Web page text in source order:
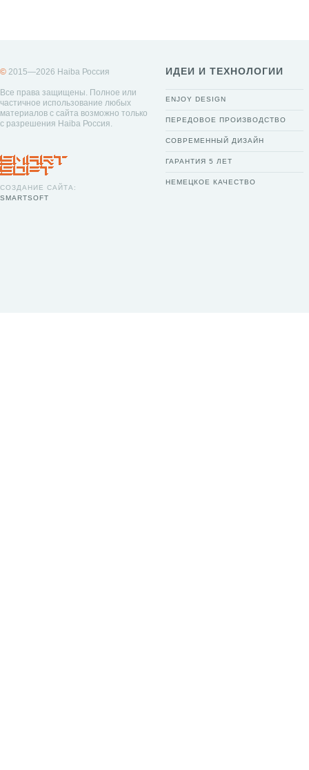
© 2015—2026 Haiba Россия
Все права защищены. Полное или
частичное использование любых
материалов с сайта возможно только
с разрешения Haiba Россия.
СОЗДАНИЕ САЙТА:
SMARTSOFT
ИДЕИ И ТЕХНОЛОГИИ
ENJOY DESIGN
ПЕРЕДОВОЕ ПРОИЗВОДСТВО
СОВРЕМЕННЫЙ ДИЗАЙН
ГАРАНТИЯ 5 ЛЕТ
НЕМЕЦКОЕ КАЧЕСТВО